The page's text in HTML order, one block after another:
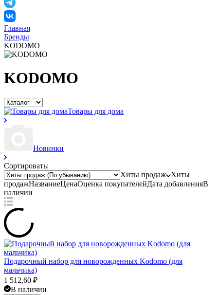
Главная
Бренды
KODOMO
KODOMO
Товары для дома
Новинки
Сортировать:
Хиты продаж
Хиты
продажНазваниеЦенаОценка покупателейДата добавленияВ
наличии
Подарочный набор для новорожденных Kodomo (для
мальчика)
1 512,60 ₽
В наличии